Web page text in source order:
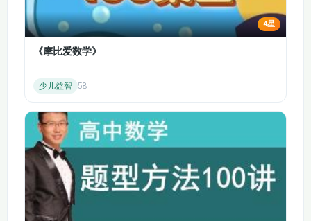
的重要作用。
讲解生物大分子的形成过程，如蛋白质的合成、核酸
础。
回顾细胞的基本结构，包括细胞膜、细胞质、细胞核
的结构和功能，以及各种细胞器的特点和功能分工。
介绍细胞的亚显微结构观察方法，如显微镜的使用及
不同细胞结构的观察实验。
细胞的代谢：
4星
《摩比爱数学》
少儿益智 58